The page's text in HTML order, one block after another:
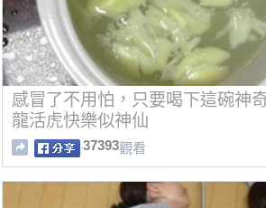
感冒了不用怕，只要喝下這碗神
龍活虎快樂似神仙
37393觀看